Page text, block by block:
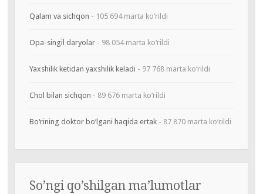
Qalam va sichqon - 105 694 marta ko‘rildi
Opa-singil daryolar- 98 054 marta ko‘rildi
Yaxshilik ketidan yaxshilik keladi - 97 768 marta ko‘rildi
Chol bilan sichqon - 89 676 marta ko‘rildi
Bo‘rining doktor bo‘lgani haqida ertak- 87 870 marta ko‘rildi
So’ngi qo’shilgan ma’lumotlar